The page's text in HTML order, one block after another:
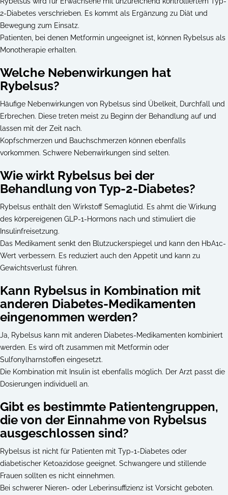
2-Diabetes verschrieben. Es kommt als Ergänzung zu Diät und
Bewegung zum Einsatz.
Patienten, bei denen Metformin ungeeignet ist, können Rybelsus als
Monotherapie erhalten.
Welche Nebenwirkungen hat
Rybelsus?
Häufige Nebenwirkungen von Rybelsus sind Übelkeit, Durchfall und
Erbrechen. Diese treten meist zu Beginn der Behandlung auf und
lassen mit der Zeit nach.
Kopfschmerzen und Bauchschmerzen können ebenfalls
vorkommen. Schwere Nebenwirkungen sind selten.
Wie wirkt Rybelsus bei der
Behandlung von Typ-2-Diabetes?
Rybelsus enthält den Wirkstoff Semaglutid. Es ahmt die Wirkung
des körpereigenen GLP-1-Hormons nach und stimuliert die
Insulinfreisetzung.
Das Medikament senkt den Blutzuckerspiegel und kann den HbA1c-
Wert verbessern. Es reduziert auch den Appetit und kann zu
Gewichtsverlust führen.
Kann Rybelsus in Kombination mit
anderen Diabetes-Medikamenten
eingenommen werden?
Ja, Rybelsus kann mit anderen Diabetes-Medikamenten kombiniert
werden. Es wird oft zusammen mit Metformin oder
Sulfonylharnstoffen eingesetzt.
Die Kombination mit Insulin ist ebenfalls möglich. Der Arzt passt die
Dosierungen individuell an.
Gibt es bestimmte Patientengruppen,
die von der Einnahme von Rybelsus
ausgeschlossen sind?
Rybelsus ist nicht für Patienten mit Typ-1-Diabetes oder
diabetischer Ketoazidose geeignet. Schwangere und stillende
Frauen sollten es nicht einnehmen.
Bei schwerer Nieren- oder Leberinsuffizienz ist Vorsicht geboten.